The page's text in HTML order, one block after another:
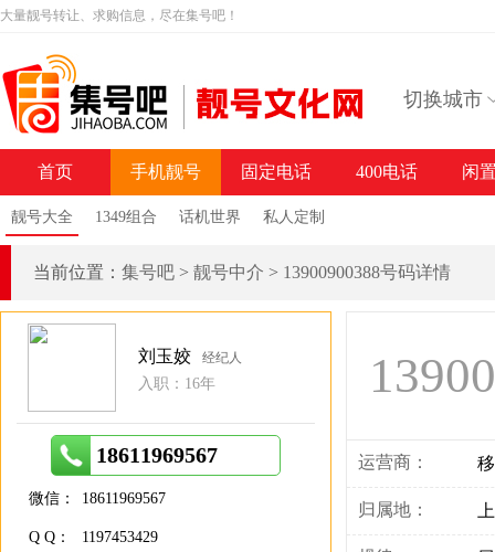
大量靓号转让、求购信息，尽在集号吧！
切换城市
首页 手机靓号
靓号大全 1349组合 话机世界 私人定制
固定电话 400电话 闲
当前位置： 集号吧 > 靓号中介 > 13900900388号码详情
运营商：
归属地：
刘玉姣 经纪人
入职：16年
18611969567
微信： 18611969567
Q Q： 1197453429